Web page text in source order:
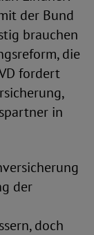
der Bund
brauchen
die
fordert
in
der
doch